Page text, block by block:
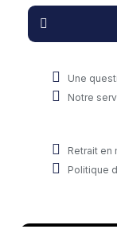
Une
Notre
Retrait en
Politique